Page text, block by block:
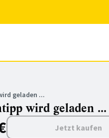
geladen ...
wird geladen ...
Jetzt kaufen